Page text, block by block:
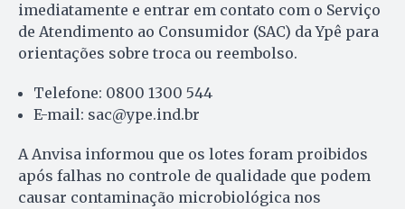
imediatamente e entrar em contato com o Serviço
de Atendimento ao Consumidor (SAC) da Ypê para
orientações sobre troca ou reembolso.
Telefone: 0800 1300 544
E-mail: sac@ype.ind.br
A Anvisa informou que os lotes foram proibidos
após falhas no controle de qualidade que podem
causar contaminação microbiológica nos